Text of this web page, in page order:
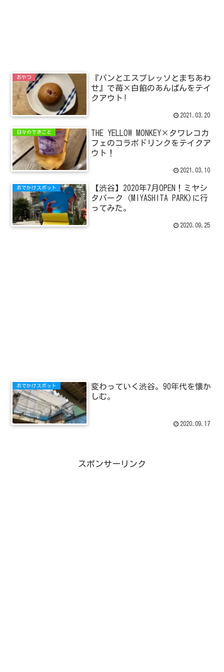
おやつ
『パンとエスプレッソとまちあわ
せ』で苺×白餡のあんぱんをテイ
クアウト!
2021.03.20
日々のできごと
THE YELLOW MONKEY×タワレコカ
フェのコラボドリンクをテイクア
ウト！
2021.03.10
おでかけスポット
【渋谷】2020年7月OPEN！ミヤシ
タパーク（MIYASHITA PARK)に行
ってみた。
2020.09.25
おでかけスポット
変わっていく渋谷。90年代を懐か
しむ。
2020.09.17
スポンサーリンク